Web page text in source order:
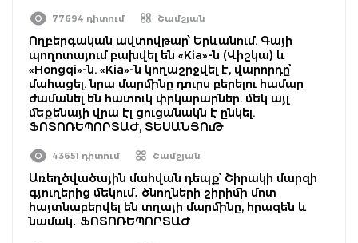
77694 դիտում Շամշյան
Ողբերգական ավտովթար՝ Երևանում. Գայի
պողոտայում բախվել են «Kia»-ն (Վիշկա) և
«Hongqi»-ն. «Kia»-ն կողաշրջվել է, վարորդը՝
մահացել. նրա մարմինը դուրս բերելու համար
ժամանել են հատուկ փրկարարներ. մեկ այլ
մեքենայի վրա էլ ցուցանակն է ընկել.
ՖՈՏՈՌԵՊՈՐՏԱԺ, ՏԵՍԱՆՅՈւԹ
43651 դիտում Շամշյան
Առեղծվածային մահվան դեպք՝ Շիրակի մարզի
գյուղերից մեկում․ ծնողների շիրիմի մոտ
հայտնաբերվել են տղայի մարմինը, հրազեն և
նամակ․ ՖՈՏՈՌԵՊՈՐՏԱԺ